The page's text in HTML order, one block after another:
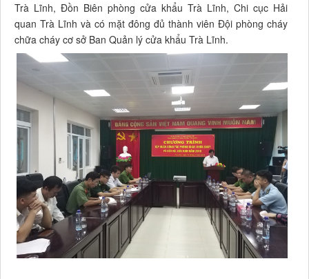
Trà Lĩnh, Đồn Biên phòng cửa khẩu Trà Lĩnh, Chi cục Hải
quan Trà Lĩnh và có mặt đông đủ thành viên Đội phòng cháy
chữa cháy cơ sở Ban Quản lý cửa khẩu Trà Lĩnh.